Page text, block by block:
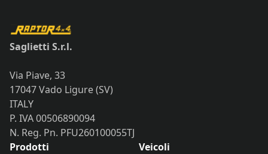
Saglietti S.r.l.
Via Piave, 33
17047 Vado Ligure (SV)
ITALY
P. IVA 00506890094
N. Reg. Pn. PFU260100055TJ
Prodotti
Veicoli